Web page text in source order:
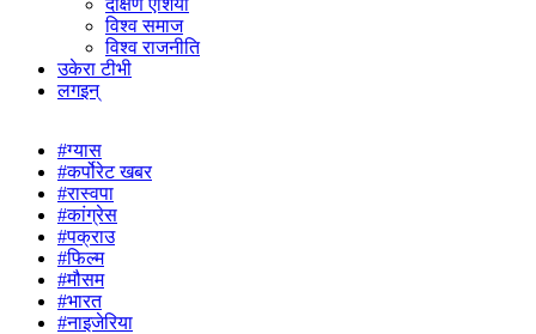
दक्षिण एशिया
विश्व समाज
विश्व राजनीति
उकेरा टीभी
लगइन्
#ग्यास
#कर्पोरेट खबर
#रास्वपा
#कांग्रेस
#पक्राउ
#फिल्म
#मौसम
#भारत
#नाइजेरिया